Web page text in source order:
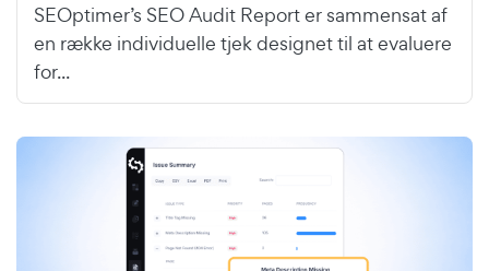
SEOptimer’s SEO Audit Report er sammensat af
en række individuelle tjek designet til at evaluere
for...